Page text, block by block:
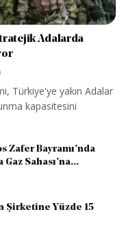
Adalarda
Türkiye'ye yakın Adalar
kapasitesini
Zafer Bayramı’nda
Sahası’na...
Şirketine Yüzde 15